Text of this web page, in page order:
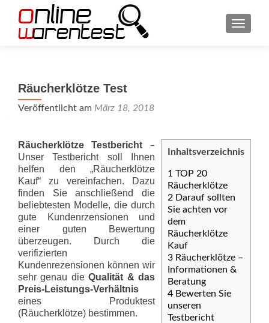
Räucherklötze Test
Veröffentlicht am März 18, 2018
Inhaltsverzeichnis
1 TOP 20
Räucherklötze
2 Darauf sollten
Sie achten vor
dem
Räucherklötze
Kauf
3 Räucherklötze –
Informationen &
Beratung
4 Bewerten Sie
unseren
Testbericht
Räucherklötze Testbericht –
Unser Testbericht soll Ihnen
helfen den „Räucherklötze
Kauf“ zu vereinfachen. Dazu
finden Sie anschließend die
beliebtesten Modelle, die durch
gute Kundenrzensionen und
einer guten Bewertung
überzeugen. Durch die
verifizierten
Kundenrezensionen können wir
sehr genau dieQualität & das
Preis-Leis­tungs-Ver­hält­nis
eines Produktest
(Räucherklötze) bestimmen.